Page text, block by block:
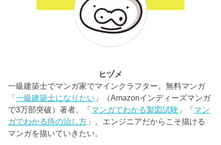
ヒヅメ
一級建築士でマンガ家でマインクラフター。無料マンガ
「一級建築士になりたい 」（Amazonインディーズマンガ
で3万部突破）著者。「マンガでわかる製図試験 」「マン
ガでわかる痔の治し方 」。エンジニアだからこそ描ける
マンガを描いていきたい。